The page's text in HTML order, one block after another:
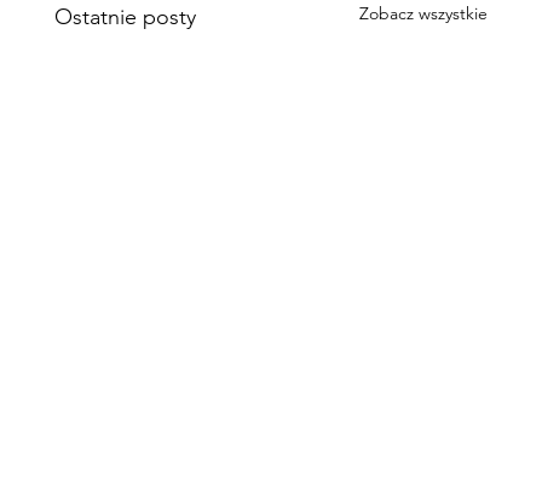
Ostatnie posty Zobacz wszystkie